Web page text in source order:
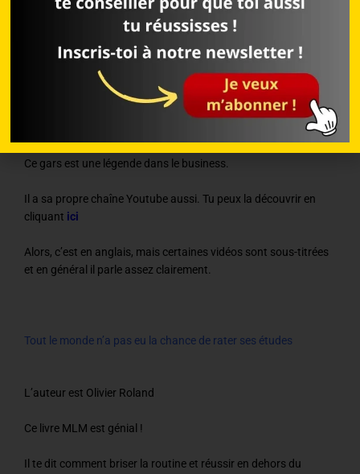
Il est lui aussi un leader MLM incontournable aux Etats-Unis.
Son message principal: si tu veux réussir, tu dois agir comme
un professionnel et ne pas te contenter de juste essayer.
Le bouquin te donnera 7 étapes pour devenir un vrai pro du
Ce gars est une légende dans le business.
Il a sa propre chaîne Youtube aussi. Tu peux la découvrir en
cliquant ici
Alors, c’est en anglais, mais certaines vidéos sont sous-titrées
et en général il parle assez clairement.
Tout le monde n’a pas eu la chance de rater ses études
L’auteur est Olivier Roland
Ce livre MLM est génial !
Il te dit comment briser la routine et réussir en dehors du